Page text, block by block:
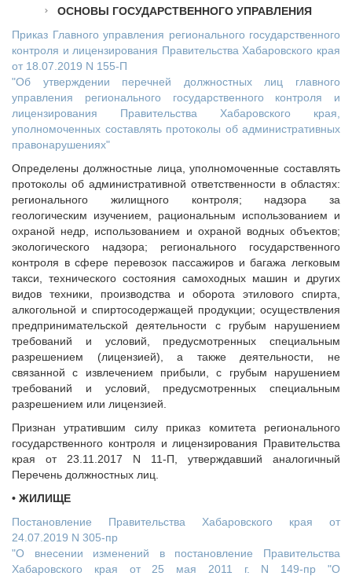
Исполнительная дирекция
Палаты Совета
Комитеты Совета
Правление Совета
Обработка персональных данных
Партнеры Совета
Полезные ссылки
Инвестиционные порталы муниципальных образований
Контактная информация
НОВОСТИ
СМИ о нас
МЕТОДИЧЕСКИЙ РАЗДЕЛ
Опыт регионов
Методические материалы
Опыт муниципалитетов
Судебная практика
Мнение специалиста
Конкурсы Совета
Семинары Совета
Издания Совета
Вопрос-ответ
ВАРМСУ
Новости ВАРМСУ
НАСЕЛЕНИЕ И МСУ
Новости ТОС
ОСНОВЫ ГОСУДАРСТВЕННОГО УПРАВЛЕНИЯ
Приказ Главного управления регионального государственного
контроля и лицензирования Правительства Хабаровского края
от 18.07.2019 N 155-П
"Об утверждении перечней должностных лиц главного
управления регионального государственного контроля и
лицензирования Правительства Хабаровского края,
уполномоченных составлять протоколы об административных
правонарушениях"
Определены должностные лица, уполномоченные составлять
протоколы об административной ответственности в областях:
регионального жилищного контроля; надзора за
геологическим изучением, рациональным использованием и
охраной недр, использованием и охраной водных объектов;
экологического надзора; регионального государственного
контроля в сфере перевозок пассажиров и багажа легковым
такси, технического состояния самоходных машин и других
видов техники, производства и оборота этилового спирта,
алкогольной и спиртосодержащей продукции; осуществления
предпринимательской деятельности с грубым нарушением
требований и условий, предусмотренных специальным
разрешением (лицензией), а также деятельности, не
связанной с извлечением прибыли, с грубым нарушением
требований и условий, предусмотренных специальным
разрешением или лицензией.
Признан утратившим силу приказ комитета регионального
государственного контроля и лицензирования Правительства
края от 23.11.2017 N 11-П, утверждавший аналогичный
Перечень должностных лиц.
• ЖИЛИЩЕ
Постановление Правительства Хабаровского края от
24.07.2019 N 305-пр
"О внесении изменений в постановление Правительства
Хабаровского края от 25 мая 2011 г. N 149-пр "О